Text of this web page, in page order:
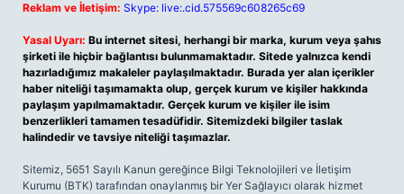
Reklam ve İletişim: Skype: live:.cid.575569c608265c69
Yasal Uyarı: Bu internet sitesi, herhangi bir marka, kurum veya şahıs
şirketi ile hiçbir bağlantısı bulunmamaktadır. Sitede yalnızca kendi
hazırladığımız makaleler paylaşılmaktadır. Burada yer alan içerikler
haber niteliği taşımamakta olup, gerçek kurum ve kişiler hakkında
paylaşım yapılmamaktadır. Gerçek kurum ve kişiler ile isim
benzerlikleri tamamen tesadüfidir. Sitemizdeki bilgiler taslak
halindedir ve tavsiye niteliği taşımazlar.
Sitemiz, 5651 Sayılı Kanun gereğince Bilgi Teknolojileri ve İletişim
Kurumu (BTK) tarafından onaylanmış bir Yer Sağlayıcı olarak hizmet